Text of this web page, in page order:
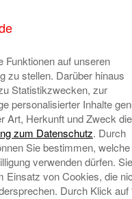
zur
Ihrig und
die Teams in
viel Theorie
Funktionen auf unseren
zu stellen. Darüber hinaus
Statistikzwecken, zur
personalisierter Inhalte
Art, Herkunft und Zweck
zum Datenschutz. Durch
Sie bestimmen, welche
verwenden dürfen. Sie
Einsatz von Cookies, die
Durch Klick auf